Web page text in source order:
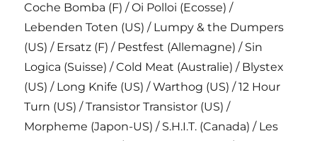
Coche Bomba (F) / Oi Polloi (Ecosse) /
Lebenden Toten (US) / Lumpy & the Dumpers
(US) / Ersatz (F) / Pestfest (Allemagne) / Sin
Logica (Suisse) / Cold Meat (Australie) / Blystex
(US) / Long Knife (US) / Warthog (US) / 12 Hour
Turn (US) / Transistor Transistor (US) /
Morpheme (Japon-US) / S.H.I.T. (Canada) / Les